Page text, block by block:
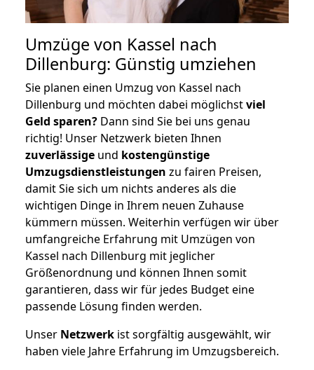
Umzüge von Kassel nach
Dillenburg: Günstig umziehen
Sie planen einen Umzug von Kassel nach
Dillenburg und möchten dabei möglichstviel
Geld sparen? Dann sind Sie bei uns genau
richtig! Unser Netzwerk bieten Ihnen
zuverlässige und kostengünstige
Umzugsdienstleistungen zu fairen Preisen,
damit Sie sich um nichts anderes als die
wichtigen Dinge in Ihrem neuen Zuhause
kümmern müssen. Weiterhin verfügen wir über
umfangreiche Erfahrung mit Umzügen von
Kassel nach Dillenburg mit jeglicher
Größenordnung und können Ihnen somit
garantieren, dass wir für jedes Budget eine
passende Lösung finden werden.
Unser Netzwerk ist sorgfältig ausgewählt, wir
haben viele Jahre Erfahrung im Umzugsbereich.